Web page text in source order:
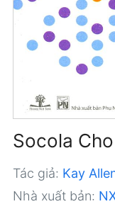
Socola
Tác giả: Kay
Nhà xuất bản: